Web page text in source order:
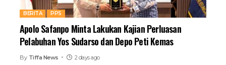
BERITA PPS
Apolo Safanpo Minta Lakukan Kajian Perluasan
Pelabuhan Yos Sudarso dan Depo Peti Kemas
By Tiffa News 2 days ago